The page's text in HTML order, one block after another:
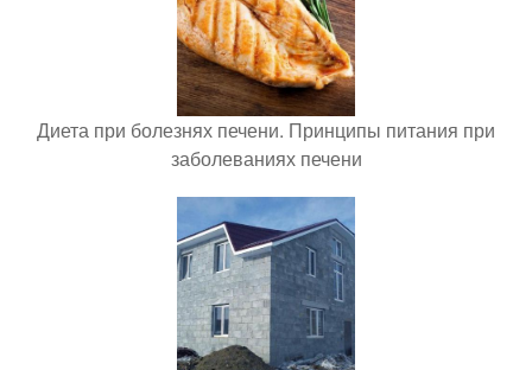
Диета при болезнях печени. Принципы питания при
заболеваниях печени